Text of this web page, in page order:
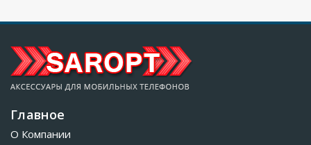
Главное
О Компании